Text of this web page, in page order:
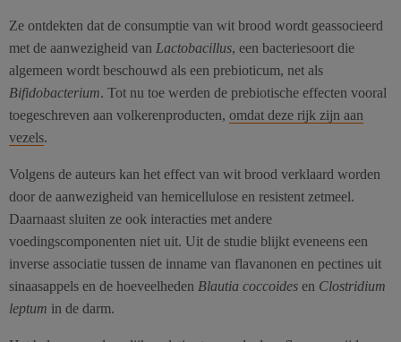
Ze ontdekten dat de consumptie van wit brood wordt geassocieerd
met de aanwezigheid van Lactobacillus, een bacteriesoort die
algemeen wordt beschouwd als een prebioticum, net als
Bifidobacterium. Tot nu toe werden de prebiotische effecten vooral
toegeschreven aan volkerenproducten, omdat deze rijk zijn aan
vezels.
Volgens de auteurs kan het effect van wit brood verklaard worden
door de aanwezigheid van hemicellulose en resistent zetmeel.
Daarnaast sluiten ze ook interacties met andere
voedingscomponenten niet uit. Uit de studie blijkt eveneens een
inverse associatie tussen de inname van flavanonen en pectines uit
sinaasappels en de hoeveelheden Blautia coccoides en Clostridium
leptum in de darm.